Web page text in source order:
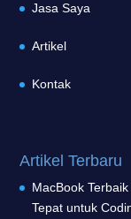
Jasa Saya
Artikel
Kontak
Artikel Terbaru
MacBook
Tepat untuk